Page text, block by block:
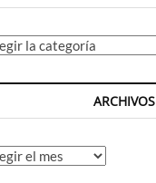
ARCHIVOS